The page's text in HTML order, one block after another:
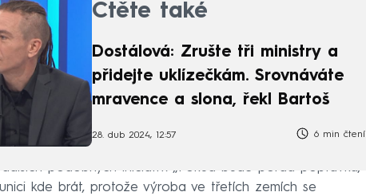
Čtěte také
Dostálová: Zrušte tři ministry a
přidejte uklízečkám. Srovnáváte
mravence a slona, řekl Bartoš
28. dub 2024, 12:57 6 min čtení
podobných iniciativ. „Pokud bude pořád poptávka,
kde brát, protože výroba ve třetích zemích se